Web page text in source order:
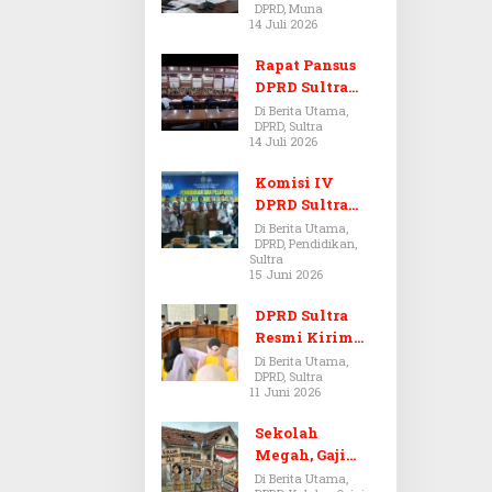
Dugaan Jual
Beli Tanah
Bermasalah di
Muna
DPRD, Muna
14 Juli 2026
Rapat Pansus
DPRD Sultra
Diskors Dua
Kali Akibat
Ketidakhadira
n Pj Sekda
Di Berita Utama,
DPRD, Sultra
14 Juli 2026
Komisi IV
DPRD Sultra
Kawal Hak
Guru,
Rencanakan
Pendidikan
Di Berita Utama,
DPRD, Pendidikan,
Sultra
15 Juni 2026
DPRD Sultra
Resmi Kirim
Aspirasi Tolak
Peraturan
BPOM No. 5
Tahun 2026 ke
Komisi IX DPR
Di Berita Utama,
DPRD, Sultra
11 Juni 2026
Sekolah
Megah, Gaji
Guru Berdarah-
Di Berita Utama,